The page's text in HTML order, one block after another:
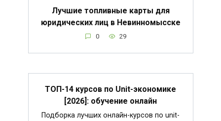
Лучшие топливные карты для
юридических лиц в Невинномысске
0 29
ТОП-14 курсов по Unit-экономике
[2026]: обучение онлайн
Подборка лучших онлайн-курсов по unit-